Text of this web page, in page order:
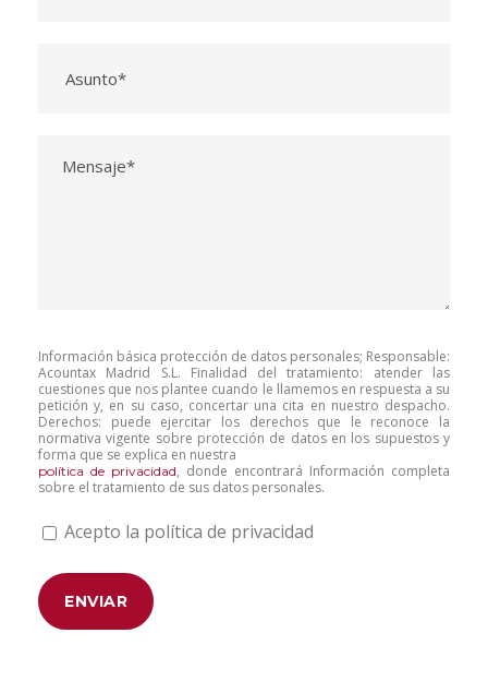
Información básica protección de datos personales; Responsable:
Acountax Madrid S.L. Finalidad del tratamiento: atender las
cuestiones que nos plantee cuando le llamemos en respuesta a su
petición y, en su caso, concertar una cita en nuestro despacho.
Derechos: puede ejercitar los derechos que le reconoce la
normativa vigente sobre protección de datos en los supuestos y
forma que se explica en nuestra
política de privacidad, donde encontrará Información completa
sobre el tratamiento de sus datos personales.
Acepto la política de privacidad